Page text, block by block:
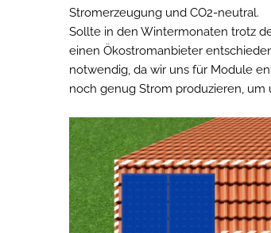
Stromerzeugung und CO2-neutral.
Sollte in den Wintermonaten trotz
einen Ökostromanbieter
notwendig, da wir uns für Module
noch genug Strom produzieren, um